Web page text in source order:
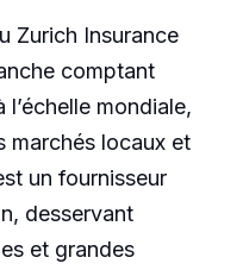
Zurich Insurance
comptant
mondiale,
marchés locaux et
un fournisseur
desservant
et grandes